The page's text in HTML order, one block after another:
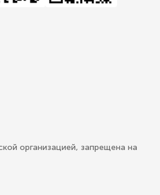
организацией, запрещена на